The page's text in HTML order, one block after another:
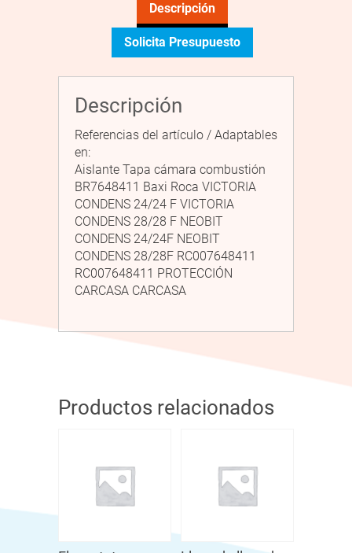
Descripción
Solicita Presupuesto
Descripción
Referencias del artículo / Adaptables
en:
Aislante Tapa cámara combustión
BR7648411 Baxi Roca VICTORIA
CONDENS 24/24 F VICTORIA
CONDENS 28/28 F NEOBIT
CONDENS 24/24F NEOBIT
CONDENS 28/28F RC007648411
RC007648411 PROTECCIÓN
CARCASA CARCASA
Productos relacionados